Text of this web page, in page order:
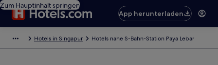
Zum Hauptinhalt springen
App herunterladen
Hotels in Singapur Hotels nahe S-Bahn-Station Paya Lebar